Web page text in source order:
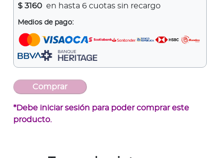
$ 3160 en hasta 6 cuotas sin recargo
Medios de pago:
*Debe iniciar sesión para poder comprar este
producto.